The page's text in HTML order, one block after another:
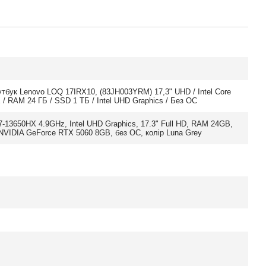
Lenovo LOQ 17IRX10, (83JH003YRM) 17,3" UHD / Intel Core
/ RAM 24 ГБ / SSD 1 ТБ / Intel UHD Graphics / Без ОС
13650HX 4.9GHz, Intel UHD Graphics, 17.3" Full HD, RAM 24GB,
GeForce RTX 5060 8GB, без ОС, колір Luna Grey